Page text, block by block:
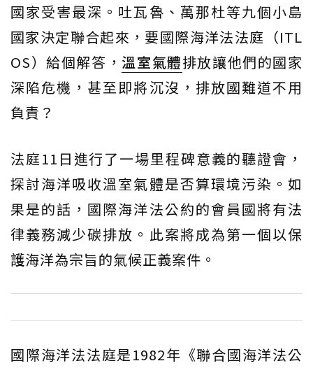
國家受害最深。吐瓦魯、萬那杜等九個小島
國家決定聯合起來，要國際海洋法法庭（ITL
OS）給個解答， 溫室氣體排放讓他們的國家
深陷危機，甚至即將沉沒，排放國難道不用
負責？
法庭11日進行了一場里程碑意義的聽證會，
探討海洋吸收溫室氣體是否算環境污染。如
果是的話，國際海洋法公約的會員國將有法
律義務減少碳排放。此案將成為第一個以保
護海洋為宗旨的氣候正義案件。
國際海洋法法庭是1982年《聯合國海洋法公